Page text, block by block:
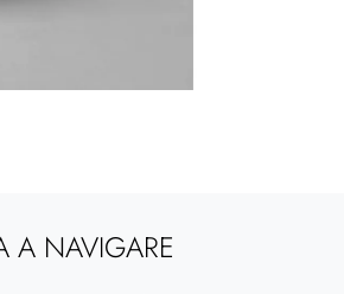
A NAVIGARE